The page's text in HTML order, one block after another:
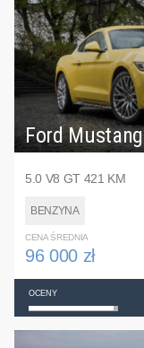
Ford Mustang
5.0 V8 GT 421 KM
BENZYNA
CENA ŚREDNIA
96 000 zł
OCENY